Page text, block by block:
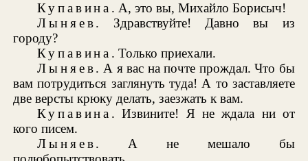
Купавина . А, это вы, Михайло Борисыч!
Лыняев. Здравствуйте! Давно вы из
городу?
Купавина . Только приехали.
Лыняев. А я вас на почте прождал. Что бы
вам потрудиться заглянуть туда! А то заставляете
две версты крюку делать, заезжать к вам.
Купавина . Извините! Я не ждала ни от
кого писем.
Лыняев. А не мешало бы